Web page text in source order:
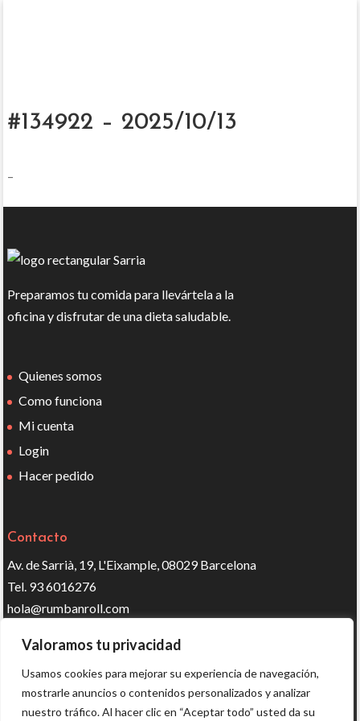
Valoramos tu privacidad
Usamos cookies para mejorar su experiencia de navegación,
mostrarle anuncios o contenidos personalizados y analizar
nuestro tráfico. Al hacer clic en “Aceptar todo” usted da su
#134922 – 2025/10/13
–
Preparamos tu comida para llevártela a la
oficina y disfrutar de una dieta saludable.
Quienes somos
Como funciona
Mi cuenta
Login
Hacer pedido
Contacto
Av. de Sarrià, 19, L'Eixample, 08029 Barcelona
Tel. 93 6016276
hola@rumbanroll.com
Síguenos en redes